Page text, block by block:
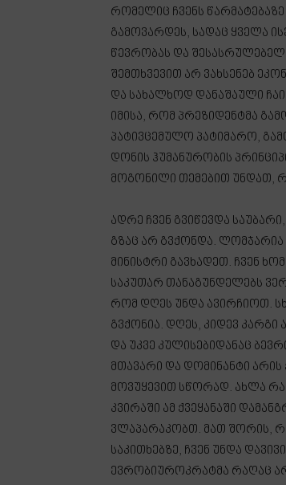
რომელიც ჩვენს
გამოვარდეს, სადაც ყველა
წევრობას და
შემთხვევით არ ვახსენებ
და სახალხოდ დანაშაული
იმისა, რომ პრეზიდენტმა
პატივცემულო პატიმარო,
დონის ჰუმანურობის
მოგონილი თემებით უნდათ,
ადრე ჩვენ გვიწევდა
გზაც არ გვქონდა. ლომჯარია
მინისტრი გავხადეთ. ჩვენ
საკუთარ თანაგუნდელებს
რომ დღეს უნდა ავირჩიოთ.
გვქონია. დღეს, კიდევ
და უკვე კულისებიდანაც
მთავარი და დომინანტი
მოვუყევით სწორად. ახლა
კვირაში ამ ქვეყანაში
ვლაპარაკობთ. მათ შორის,
საკითხებზე, ჩვენ უნდა
ევრობიუროკრატმა რაღაც